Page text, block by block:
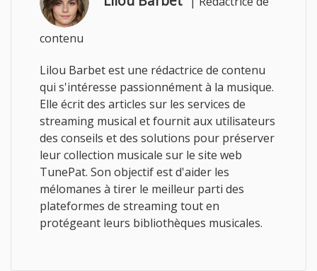
contenu
Lilou Barbet est une rédactrice de contenu
qui s'intéresse passionnément à la musique.
Elle écrit des articles sur les services de
streaming musical et fournit aux utilisateurs
des conseils et des solutions pour préserver
leur collection musicale sur le site web
TunePat. Son objectif est d'aider les
mélomanes à tirer le meilleur parti des
plateformes de streaming tout en
protégeant leurs bibliothèques musicales.